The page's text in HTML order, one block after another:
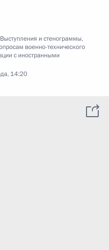
Выступления и стенограммы,
военно-технического
с иностранными
14:20